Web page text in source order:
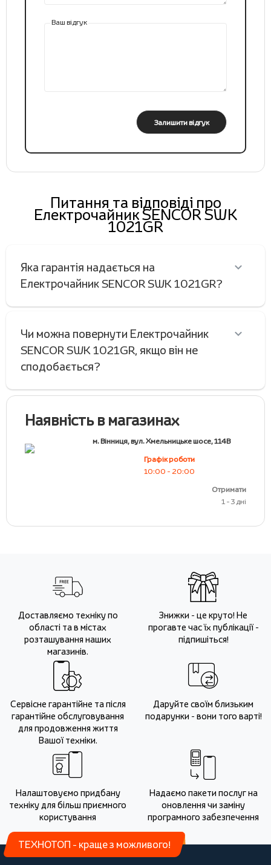
Ваш відгук
Залишити відгук
Питання та відповіді про
Електрочайник SENCOR SWK
1021GR
Яка гарантія надається на
Електрочайник SENCOR SWK 1021GR?
Чи можна повернути Електрочайник
SENCOR SWK 1021GR, якщо він не
сподобається?
Наявність в магазинах
м. Вінниця, вул. Хмельницьке шосе, 114В
Графік роботи
10:00 - 20:00
Отримати
1 - 3 дні
Доставляємо техніку по
області та в містах
розташування наших
магазинів.
Знижки - це круто! Не
прогавте час їх публікації -
підпишіться!
Сервісне гарантійне та після
гарантійне обслуговування
для продовження життя
Вашої техніки.
Даруйте своїм близьким
подарунки - вони того варті!
Налаштовуємо придбану
техніку для більш приємного
користування
Надаємо пакети послуг на
оновлення чи заміну
програмного забезпечення
ТЕХНОТОП - краще з можливого!